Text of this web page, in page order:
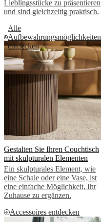
Lieblingsstücke zu präsentieren
und sind gleichzeitig praktisch.
Alle
Aufbewahrungsmöglichkeiten
entdecken
Gestalten Sie Ihren Couchtisch
mit skulpturalen Elementen
Ein skulpturales Element, wie
eine Schale oder eine Vase, ist
eine einfache Möglichkeit, Ihr
Zuhause zu ergänzen.
Accessoires entdecken